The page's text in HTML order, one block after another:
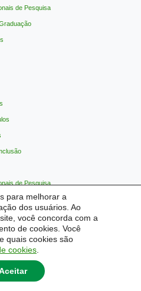
para melhorar a
dos usuários. Ao
você concorda com a
de cookies. Você
quais cookies são
cookies
de Pesquisa
de Pesquisa